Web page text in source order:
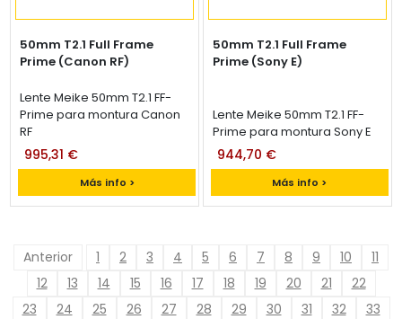
50mm T2.1 Full Frame
Prime (Canon RF)
Lente Meike 50mm T2.1 FF-
Prime para montura Canon
RF
Más info >
995,31 €
50mm T2.1 Full Frame
Prime (Sony E)
Lente Meike 50mm T2.1 FF-
Prime para montura Sony E
Más info >
944,70 €
Anterior 1 2 3 4 5 6 7 8 9 10
11
12
13 14 15 16 17 18 19 20 21
22
23
24 25 26 27 28 29 30 31 32
33